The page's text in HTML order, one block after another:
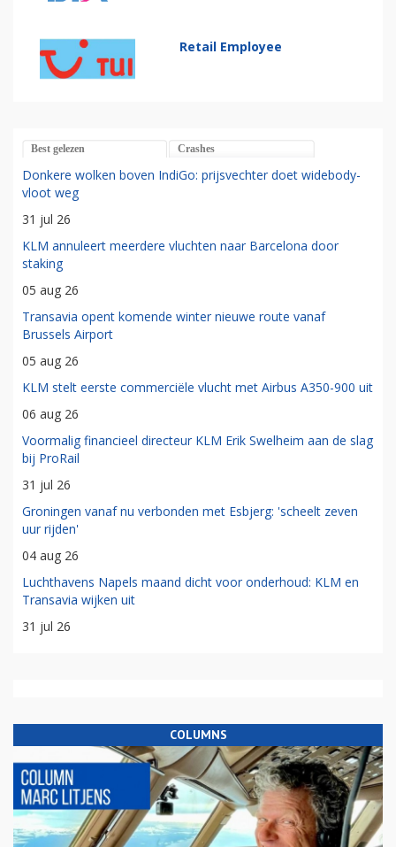
Retail Employee
Best gelezen Crashes
Donkere wolken boven IndiGo: prijsvechter doet widebody-
vloot weg
31 jul 26
KLM annuleert meerdere vluchten naar Barcelona door
staking
05 aug 26
Transavia opent komende winter nieuwe route vanaf
Brussels Airport
05 aug 26
KLM stelt eerste commerciële vlucht met Airbus A350-900 uit
06 aug 26
Voormalig financieel directeur KLM Erik Swelheim aan de slag
bij ProRail
31 jul 26
Groningen vanaf nu verbonden met Esbjerg: 'scheelt zeven
uur rijden'
04 aug 26
Luchthavens Napels maand dicht voor onderhoud: KLM en
Transavia wijken uit
31 jul 26
COLUMNS